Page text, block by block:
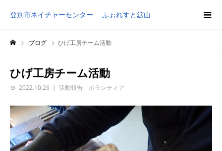
登別市ネイチャーセンター ふぉれすと鉱山
ブログ ひげ工房チーム活動
ひげ工房チーム活動
2022.10.26 活動報告 ボランティア